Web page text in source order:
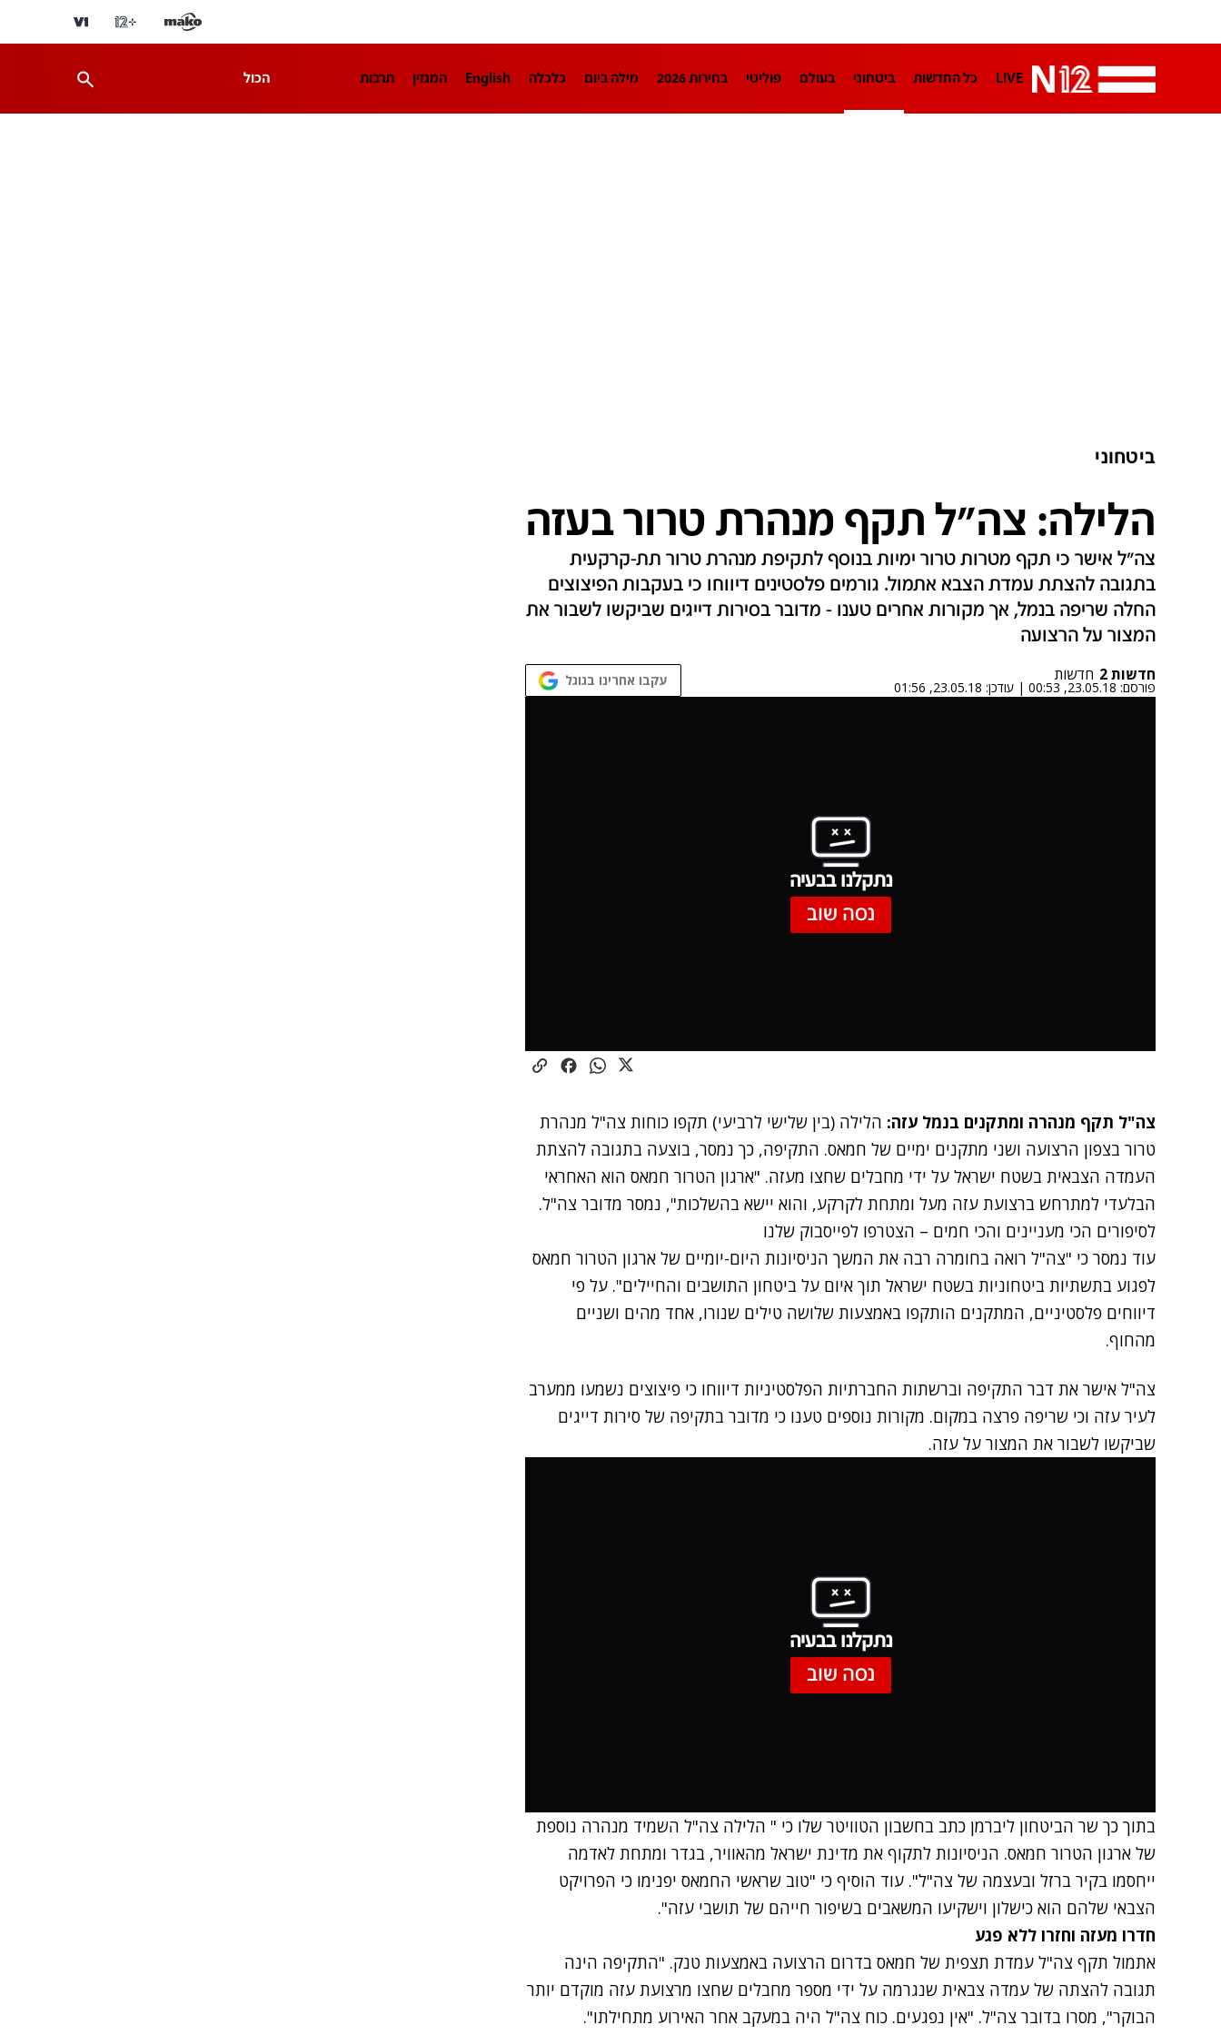
LIVE כל החדשות ביטחוני בעולם פוליטי בחירות 2026 מילה ביום כלכלה English המגזין תרבות הכול
ביטחוני
הלילה: צה"ל תקף מנהרת טרור בעזה
צה"ל אישר כי תקף מטרות טרור ימיות בנוסף לתקיפת מנהרת טרור תת-קרקעית
בתגובה להצתת עמדת הצבא אתמול. גורמים פלסטינים דיווחו כי בעקבות הפיצוצים
החלה שריפה בנמל, אך מקורות אחרים טענו - מדובר בסירות דייגים שביקשו לשבור את
המצור על הרצועה
חדשות 2 חדשות
פורסם: 23.05.18, 00:53
| עודכן: 23.05.18, 01:56 עקבו אחרינו בגוגל
נתקלנו בבעיה
נסה שוב
צה"ל תקף מנהרה ומתקנים בנמל עזה: הלילה (בין שלישי לרביעי) תקפו כוחות צה"ל מנהרת
טרור בצפון הרצועה ושני מתקנים ימיים של חמאס. התקיפה, כך נמסר, בוצעה בתגובה להצתת
העמדה הצבאית בשטח ישראל על ידי מחבלים שחצו מעזה. "ארגון הטרור חמאס הוא האחראי
הבלעדי למתרחש ברצועת עזה מעל ומתחת לקרקע, והוא יישא בהשלכות", נמסר מדובר צה"ל.
לסיפורים הכי מעניינים והכי חמים – הצטרפו לפייסבוק שלנו
עוד נמסר כי "צה"ל רואה בחומרה רבה את המשך הניסיונות היום-יומיים של ארגון הטרור חמאס
לפגוע בתשתיות ביטחוניות בשטח ישראל תוך איום על ביטחון התושבים והחיילים". על פי
דיווחים פלסטיניים, המתקנים הותקפו באמצעות שלושה טילים שנורו, אחד מהים ושניים
מהחוף.
צה"ל אישר את דבר התקיפה וברשתות החברתיות הפלסטיניות דיווחו כי פיצוצים נשמעו ממערב
לעיר עזה וכי שריפה פרצה במקום. מקורות נוספים טענו כי מדובר בתקיפה של סירות דייגים
שביקשו לשבור את המצור על עזה.
נתקלנו בבעיה
נסה שוב
בתוך כך שר הביטחון ליברמן כתב בחשבון הטוויטר שלו כי " הלילה צה"ל השמיד מנהרה נוספת
של ארגון הטרור חמאס. הניסיונות לתקוף את מדינת ישראל מהאוויר, בגדר ומתחת לאדמה
ייחסמו בקיר ברזל ובעצמה של צה"ל". עוד הוסיף כי "טוב שראשי החמאס יפנימו כי הפרויקט
הצבאי שלהם הוא כישלון וישקיעו המשאבים בשיפור חייהם של תושבי עזה".
חדרו מעזה וחזרו ללא פגע
אתמול תקף צה"ל עמדת תצפית של חמאס בדרום הרצועה באמצעות טנק. "התקיפה הינה
תגובה להצתה של עמדה צבאית שנגרמה על ידי מספר מחבלים שחצו מרצועת עזה מוקדם יותר
הבוקר", מסרו בדובר צה"ל. "אין נפגעים. כוח צה"ל היה במעקב אחר האירוע מתחילתו".